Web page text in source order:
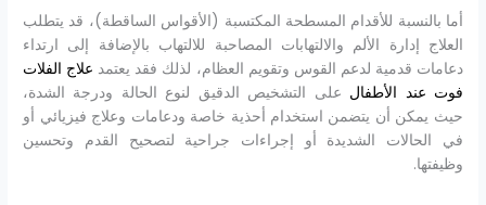
أما بالنسبة للأقدام المسطحة المكتسبة (الأقواس الساقطة)، قد يتطلب
العلاج إدارة الألم والالتهابات المصاحبة للالتهاب بالإضافة إلى ارتداء
دعامات قدمية لدعم القوس وتقويم العظام، لذلك فقد يعتمد علاج الفلات
فوت عند الأطفال على التشخيص الدقيق لنوع الحالة ودرجة الشدة،
حيث يمكن أن يتضمن استخدام أحذية خاصة ودعامات وعلاج فيزيائي أو
في الحالات الشديدة أو إجراءات جراحية لتصحيح القدم وتحسين
وظيفتها.